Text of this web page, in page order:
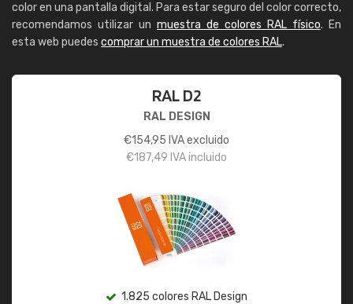
color en una pantalla digital. Para estar seguro del color correcto,
recomendamos utilizar un muestra de colores RAL físico. En
esta web puedes comprar un muestra de colores RAL.
RAL D2
RAL DESIGN
€154,95 IVA excluido
€187,49 IVA incluido
1.825 colores RAL Design